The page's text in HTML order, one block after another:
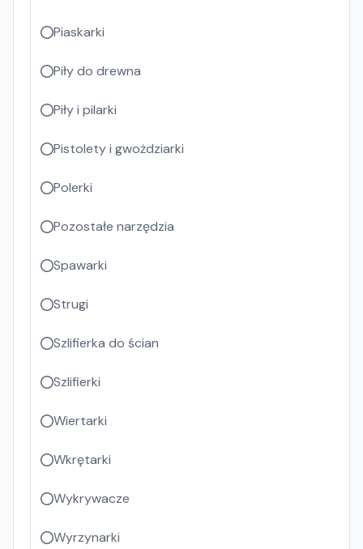
Piaskarki
Piły do drewna
Piły i pilarki
Pistolety i gwożdziarki
Polerki
Pozostałe narzędzia
Spawarki
Strugi
Szlifierka do ścian
Szlifierki
Wiertarki
Wkrętarki
Wykrywacze
Wyrzynarki